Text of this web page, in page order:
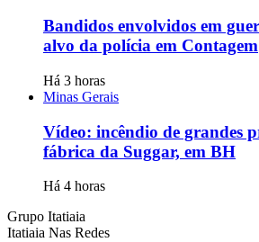
Bandidos envolvidos em
alvo da polícia em Contagem
Há 3 horas
Minas Gerais
Vídeo: incêndio de grandes
fábrica da Suggar, em BH
Há 4 horas
Grupo Itatiaia
Itatiaia Nas Redes